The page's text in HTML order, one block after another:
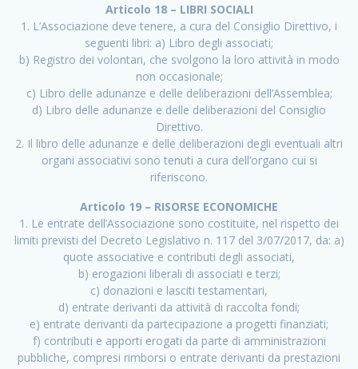
Articolo 18 – LIBRI SOCIALI
1. L’Associazione deve tenere, a cura del Consiglio Direttivo, i
seguenti libri: a) Libro degli associati;
b) Registro dei volontari, che svolgono la loro attività in modo
non occasionale;
c) Libro delle adunanze e delle deliberazioni dell’Assemblea;
d) Libro delle adunanze e delle deliberazioni del Consiglio
Direttivo.
2. Il libro delle adunanze e delle deliberazioni degli eventuali altri
organi associativi sono tenuti a cura dell’organo cui si
riferiscono.
Articolo 19 – RISORSE ECONOMICHE
1. Le entrate dell’Associazione sono costituite, nel rispetto dei
limiti previsti del Decreto Legislativo n. 117 del 3/07/2017, da: a)
quote associative e contributi degli associati,
b) erogazioni liberali di associati e terzi;
c) donazioni e lasciti testamentari,
d) entrate derivanti da attività di raccolta fondi;
e) entrate derivanti da partecipazione a progetti finanziati;
f) contributi e apporti erogati da parte di amministrazioni
pubbliche, compresi rimborsi o entrate derivanti da prestazioni